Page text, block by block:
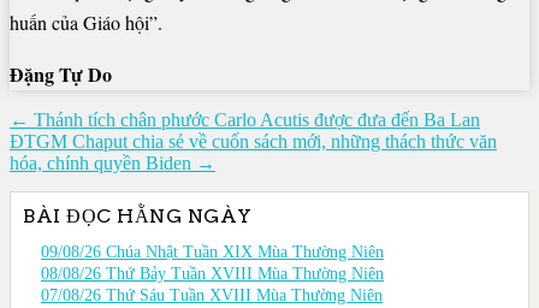
huấn của Giáo hội”.
Đặng Tự Do
Điều
hướng
bài
viết
← Thánh tích chân phước Carlo Acutis được đưa đến Ba Lan
ĐTGM Chaput chia sẻ về cuốn sách mới, những thách thức văn
hóa, chính quyền Biden →
BÀI ĐỌC HẰNG NGÀY
09/08/26 Chúa Nhật Tuần XIX Mùa Thường Niên
08/08/26 Thứ Bảy Tuần XVIII Mùa Thường Niên
07/08/26 Thứ Sáu Tuần XVIII Mùa Thường Niên